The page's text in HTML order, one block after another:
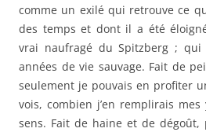
comme un exilé qui retrouve ce
des temps et dont il a été
vrai naufragé du Spitzberg ;
années de vie sauvage. Fait de
seulement je pouvais en profiter
vois, combien j’en remplirais
sens. Fait de haine et de